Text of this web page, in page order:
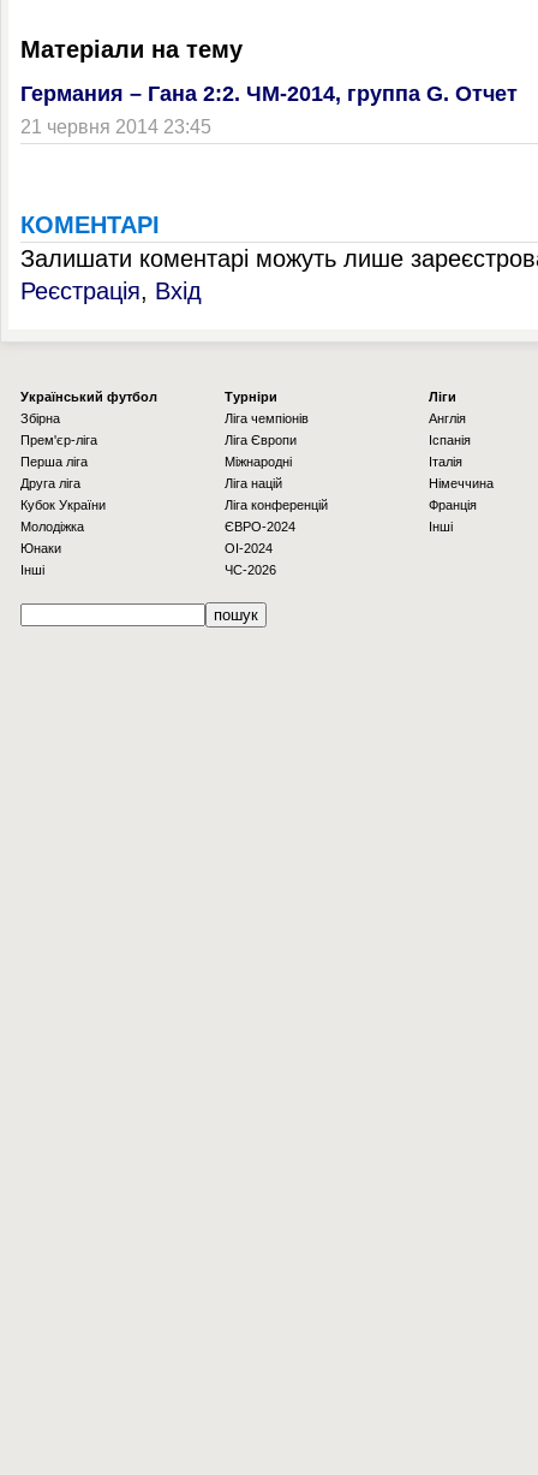
Матеріали на тему
Германия – Гана 2:2. ЧМ-2014, группа G. Отчет
21 червня 2014 23:45
КОМЕНТАРІ
Залишати коментарі можуть лише
Реєстрація, Вхід
Українcький футбол
Збірна
Прем'єр-ліга
Перша ліга
Друга ліга
Кубок України
Молодіжка
Юнаки
Інші
Турніри
Ліга чемпіонів
Ліга Європи
Міжнародні
Ліга націй
Ліга конференцій
ЄВРО-2024
OI-2024
ЧС-2026
Ліги
Англія
Іспанія
Італія
Німеччина
Франція
Інші